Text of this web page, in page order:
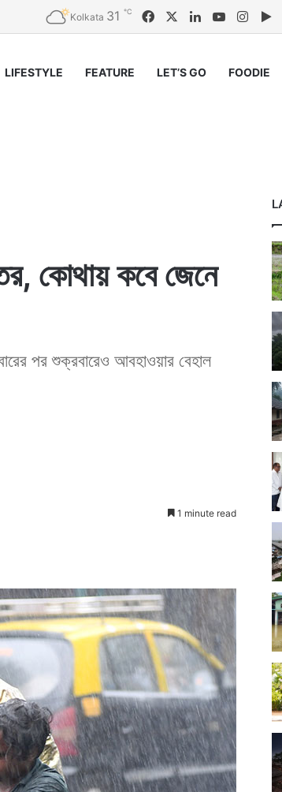
Kolkata 31 ℃ FacebookLinkedInYouTube
LIFESTYLE FEATURE LET’S GO FOODIE
কোথায় কবে জেনে
পর শুক্রবারেও আবহাওয়ার বেহাল
1 minute read